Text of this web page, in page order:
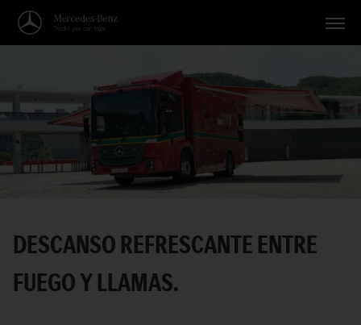
Aplicaciones
Temas
Servicio
Español
DESCANSO REFRESCANTE ENTRE
FUEGO Y LLAMAS.